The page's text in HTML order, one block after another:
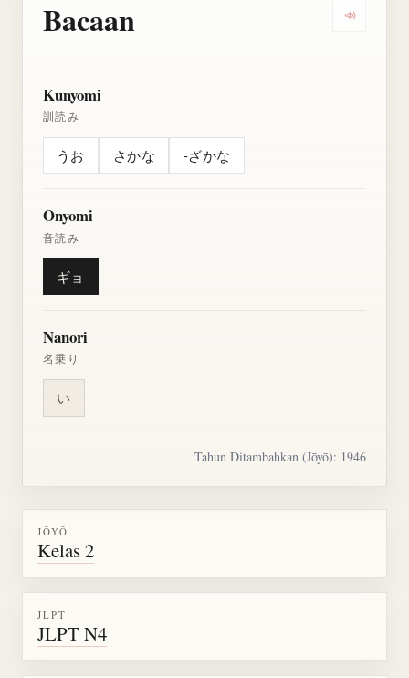
Bacaan
Kunyomi
訓読み
うお さかな -ざかな
Onyomi
音読み
ギョ
Nanori
名乗り
い
Tahun Ditambahkan (Jōyō): 1946
JŌYŌ
Kelas 2
JLPT
JLPT N4